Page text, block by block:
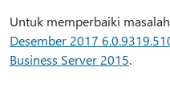
Untuk memperbaiki
Desember 2017
Business Server 2015.